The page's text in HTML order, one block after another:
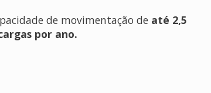
de movimentação de até 2,5
por ano.